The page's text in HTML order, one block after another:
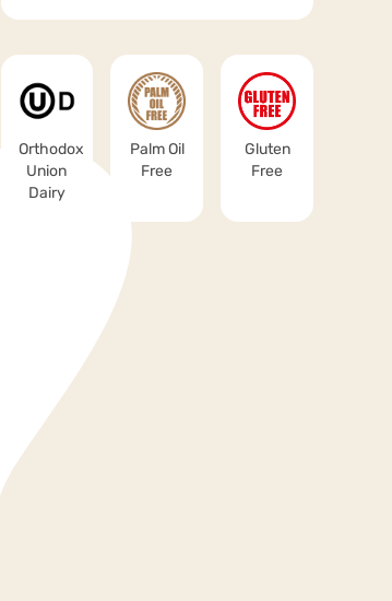
Orthodox
Union
Dairy
Palm Oil
Free
Gluten
Free